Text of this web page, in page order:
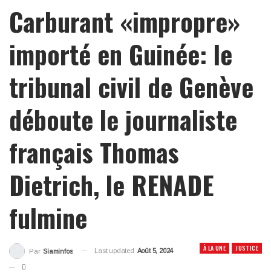
Carburant «impropre»
importé en Guinée: le
tribunal civil de Genève
déboute le journaliste
français Thomas
Dietrich, le RENADE
fulmine
À LA UNE JUSTICE
Par Siaminfos Last updated Août 5, 2024